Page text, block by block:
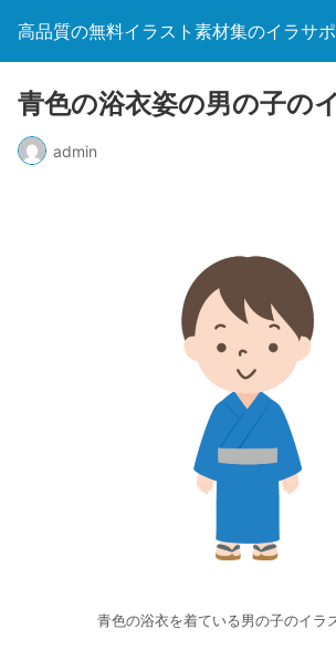
高品質の無料イラスト素材集のイラサ
青色の浴衣姿の男の子の
admin
青色の浴衣を着ている男の子のイラ